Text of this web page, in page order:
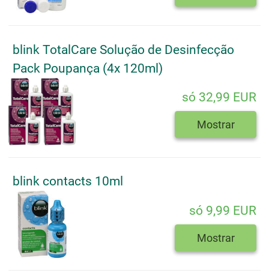
blink TotalCare Solução de Desinfecção
Pack Poupança (4x 120ml)
só 32,99 EUR
Mostrar
blink contacts 10ml
só 9,99 EUR
Mostrar